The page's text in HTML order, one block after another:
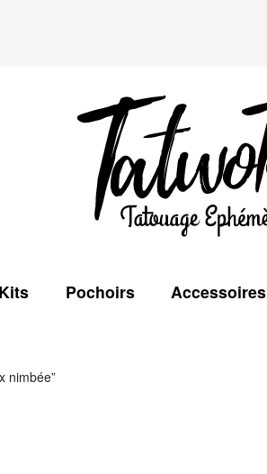
Kits Pochoirs Accessoires
nimbée”